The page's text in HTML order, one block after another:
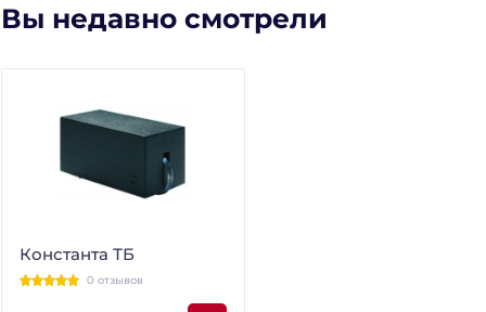
Вы недавно смотрели
Константа ТБ
0 отзывов